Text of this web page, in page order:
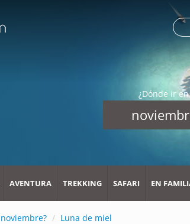
¿Dónde ir en
AVENTURA TREKKING SAFARI EN
Luna de miel